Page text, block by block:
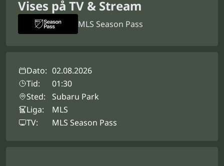
Vises på TV & Stream
MLS Season Pass
Dato: 02.08.2026
Tid:
01:30
Sted:
Subaru Park
Liga:
MLS
TV:
MLS Season Pass